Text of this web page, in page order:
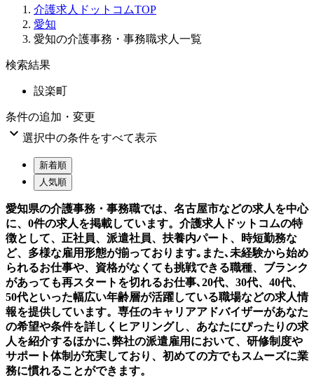
介護求人ドットコムTOP
愛知
愛知の介護事務・事務職求人一覧
検索結果
設楽町
条件の追加・変更
 選択中の条件をすべて表示
新着順
人気順
愛知県の介護事務・事務職では、名古屋市などの求人を中心
に、0件の求人を掲載しています。介護求人ドットコムの特
徴として、正社員、派遣社員、扶養内パート、時短勤務な
ど、多様な雇用形態が揃っております｡また､未経験から始め
られるお仕事や、資格がなくても挑戦できる職種、ブランク
があっても再スタートを切れるお仕事､20代、30代、40代、
50代といった幅広い年齢層が活躍している職場などの求人情
報を提供しています。専任のキャリアアドバイザーがあなた
の希望や条件を詳しくヒアリングし、あなたにぴったりの求
人を紹介するほかに､弊社の派遣雇用において、研修制度や
サポート体制が充実しており、初めての方でもスムーズに業
務に慣れることができます。